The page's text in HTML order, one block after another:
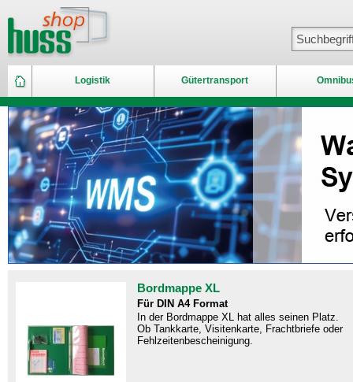
Logistik Gütertransport
Bordmappe XL
Für DIN A4 Format
In der Bordmappe XL hat alles seinen Platz.
Ob Tankkarte, Visitenkarte, Frachtbriefe oder
Fehlzeitenbescheinigung.